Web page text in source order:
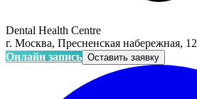
Dental Health Centre
г. Москва, Пресненская набережная, 12
Онлайн запись Оставить заявку